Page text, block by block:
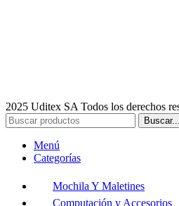
2025 Uditex SA Todos los derechos
Buscar...
Menú
Categorías
Mochila Y Maletines
Computación y Accesorios